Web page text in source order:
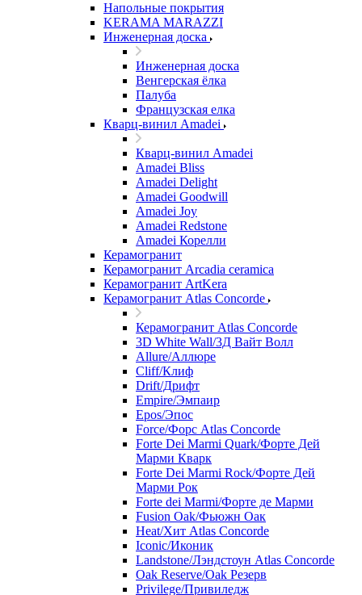
Напольные покрытия
KERAMA MARAZZI
Инженерная доска
Инженерная доска
Венгерская ёлка
Палуба
Французская елка
Кварц-винил Amadei
Кварц-винил Amadei
Amadei Bliss
Amadei Delight
Amadei Goodwill
Amadei Joy
Amadei Redstone
Amadei Корелли
Керамогранит
Керамогранит Arcadia ceramica
Керамогранит ArtKera
Керамогранит Atlas Concorde
Керамогранит Atlas Concorde
3D White Wall/3Д Вайт Волл
Allure/Аллюрe
Cliff/Клиф
Drift/Дрифт
Empire/Эмпаир
Epos/Эпос
Force/Фoрс Atlas Concorde
Forte Dei Marmi Quark/Форте Дей
Марми Кварк
Forte Dei Marmi Rock/Форте Дей
Марми Рок
Forte dei Marmi/Форте де Марми
Fusion Oak/Фьюжн Оак
Heat/Xит Atlas Concorde
Iconic/Иконик
Landstone/Лэндстоун Atlas Concorde
Oak Reserve/Оak Резepв
Privilege/Привиледж